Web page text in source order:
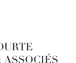
& ASSOCIÉS